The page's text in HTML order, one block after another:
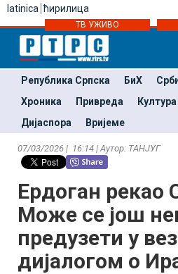
latinica ћирилица
ТВ УЖИВО
Република Српска БиХ
Хроника
Привреда Култура
Дијаспора
Вријеме
07/03/2026 | 16:14 | Аутор: ТАНЈУГ
Ердоган рекао
Може се још
предузети у
дијалогом о